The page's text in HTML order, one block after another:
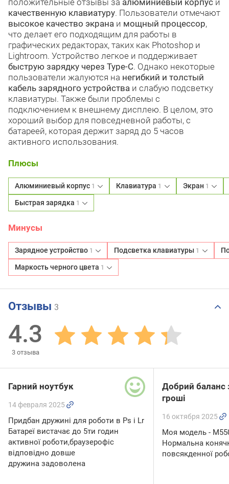
качественную клавиатуру. Пользователи отмечают
высокое качество экрана и мощный процессор,
что делает его подходящим для работы в
графических редакторах, таких как Photoshop и
Lightroom. Устройство легкое и поддерживает
быструю зарядку через Type-C. Однако некоторые
пользователи жалуются на негибкий и толстый
кабель зарядного устройства и слабую подсветку
клавиатуры. Также были проблемы с
подключением к внешнему дисплею. В целом, это
хороший выбор для повседневной работы, с
батареей, которая держит заряд до 5 часов
активного использования.
Плюсы
Алюминиевый корпус 1 Клавиатура 1 Экран 1
Быстрая зарядка 1
Минусы
Зарядное устройство 1 Подсветка клавиатуры 1
Маркость черного цвета 1
Отзывы 3
4.3
3 отзыва
Гарний ноутбук
14 февраля 2025
Придбан дружині для роботи в Ps i Lr
Батареї вистачає до 5ти годин
активної роботи,браузерофіс
відповідно довше
дружина задоволена
Добрий баланс
гроші
16 октября 2025
Моя модель -
Нормальна
повсякденної